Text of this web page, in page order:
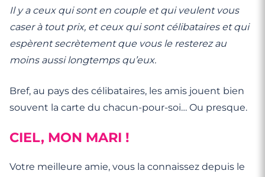
Il y a ceux qui sont en couple et qui veulent vous
caser à tout prix, et ceux qui sont célibataires et qui
espèrent secrètement que vous le resterez au
moins aussi longtemps qu’eux.
Bref, au pays des célibataires, les amis jouent bien
souvent la carte du chacun-pour-soi… Ou presque.
CIEL, MON MARI !
Votre meilleure amie, vous la connaissez depuis le